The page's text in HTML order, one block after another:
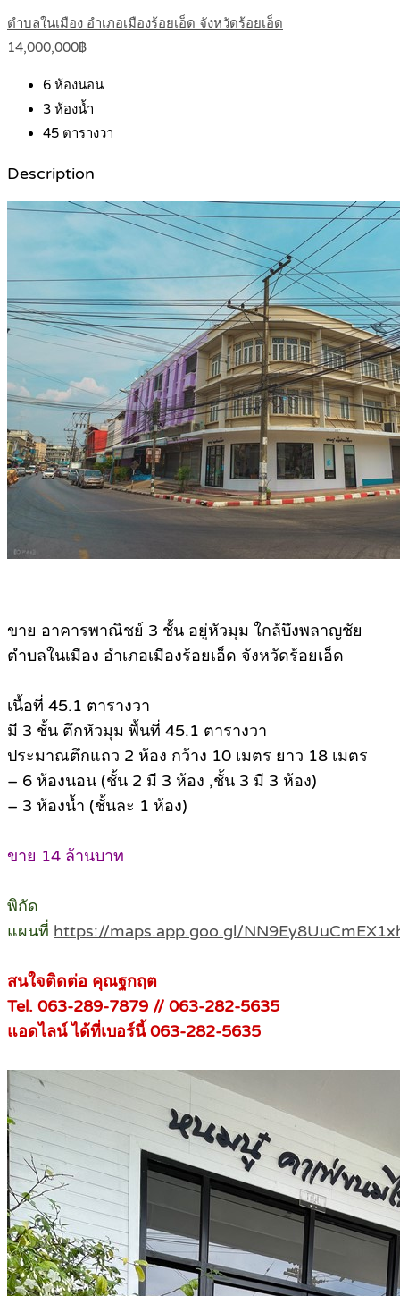
ตำบลในเมือง อำเภอเมืองร้อยเอ็ด จังหวัดร้อยเอ็ด
14,000,000฿
6 ห้องนอน
3 ห้องน้ำ
45 ตารางวา
Description
ขาย อาคารพาณิชย์ 3 ชั้น อยู่หัวมุม ใกล้บึงพลาญชัย
ตำบลในเมือง อำเภอเมืองร้อยเอ็ด จังหวัดร้อยเอ็ด
เนื้อที่ 45.1 ตารางวา
มี 3 ชั้น ตึกหัวมุม พื้นที่ 45.1 ตารางวา
ประมาณตึกแถว 2 ห้อง กว้าง 10 เมตร ยาว 18 เมตร
– 6 ห้องนอน (ชั้น 2 มี 3 ห้อง ,ชั้น 3 มี 3 ห้อง)
– 3 ห้องน้ำ (ชั้นละ 1 ห้อง)
ขาย 14 ล้านบาท
พิกัด
แผนที่ https://maps.app.goo.gl/
สนใจติดต่อ คุณฐกฤต
Tel. 063-289-7879 // 063-282-5635
แอดไลน์ ได้ที่เบอร์นี้ 063-282-5635